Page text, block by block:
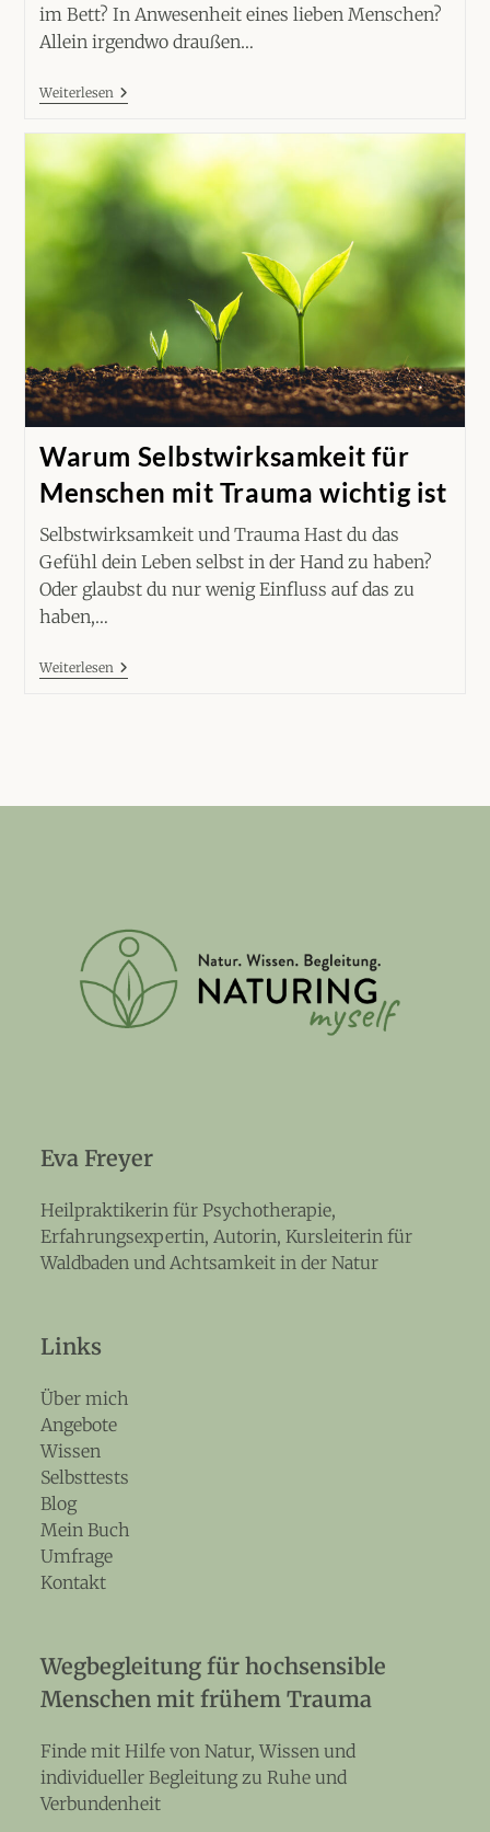
im Bett? In Anwesenheit eines lieben Menschen?
Allein irgendwo draußen…
WeiterlesenMit
Trauma
3
Übungen
In
Der
Natur
Mehr
Sicherheit
Warum Selbstwirksamkeit für
Menschen mit Trauma wichtig ist
Selbstwirksamkeit und Trauma Hast du das
Gefühl dein Leben selbst in der Hand zu haben?
Oder glaubst du nur wenig Einfluss auf das zu
haben,…
WeiterlesenWarum
Selbstwirksamkeit
Eva Freyer
Heilpraktikerin für Psychotherapie,
Erfahrungsexpertin, Autorin, Kursleiterin für
Waldbaden und Achtsamkeit in der Natur
Links
Über mich
Angebote
Wissen
Selbsttests
Blog
Mein Buch
Umfrage
Kontakt
Wegbegleitung für hochsensible
Menschen mit frühem Trauma
Finde mit Hilfe von Natur, Wissen und
individueller Begleitung zu Ruhe und
Verbundenheit